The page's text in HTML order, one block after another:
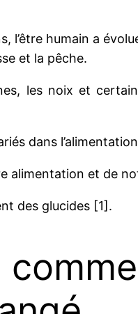
l’être humain a
et la pêche.
les noix et
dans
alimentation et de
des glucides [1].